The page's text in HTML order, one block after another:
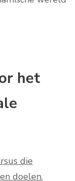
het
die
doelen.